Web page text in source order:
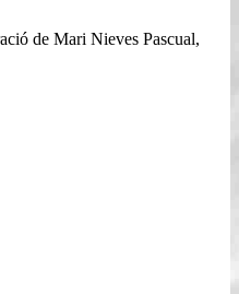
de Mari Nieves Pascual,